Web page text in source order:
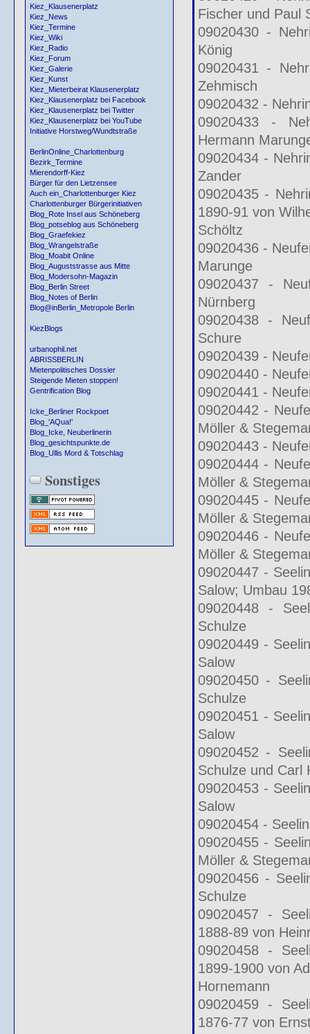
Kiez_Klausenerplatz
Kiez_News
Kiez_Termine
Kiez_Wiki
Kiez_Radio
Kiez_Forum
Kiez_Galerie
Kiez_Kunst
Kiez_Mieterbeirat Klausenerplatz
Kiez_Klausenerplatz bei Facebook
Kiez_Klausenerplatz bei Twitter
Kiez_Klausenerplatz bei YouTube
Initiative Horstweg/Wundtstraße
BerlinOnline_Charlottenburg
Bezirk_Termine
Mierendorff-Kiez
Bürger für den Lietzensee
Auch ein_Charlottenburger Kiez
Charlottenburger Bürgerinitiativen
Blog_Rote Insel aus Schöneberg
Blog_potseblog aus Schöneberg
Blog_Graefekiez
Blog_Wrangelstraße
Blog_Moabit Online
Blog_Auguststrasse aus Mitte
Blog_Modersohn-Magazin
Blog_Berlin Street
Blog_Notes of Berlin
Blog@inBerlin_Metropole Berlin
KiezBlogs
urbanophil.net
ABRISSBERLIN
Mietenpolitisches Dossier
Steigende Mieten stoppen!
Gentrification Blog
Icke_Berliner Rockpoet
Blog_'AQua!'
Blog_Icke, Neuberlinerin
Blog_gesichtspunkte.de
Blog_Ullis Mord & Totschlag
Sonstiges
Fischer und Paul
09020430 -
König
09020431 -
Zehmisch
09020432 -
09020433 -
Hermann
09020434 -
Zander
09020435 -
1890-91 von
Schöltz
09020436 -
Marunge
09020437 -
Nürnberg
09020438 -
Schure
09020439 -
09020440 -
09020441 -
09020442 -
Möller &
09020443 -
09020444 -
Möller &
09020445 -
Möller &
09020446 -
Möller &
09020447 -
Salow; Umbau
09020448 -
Schulze
09020449 -
Salow
09020450 -
Schulze
09020451 -
Salow
09020452 -
Schulze und Carl
09020453 -
Salow
09020454 -
09020455 -
Möller &
09020456 -
Schulze
09020457 -
1888-89 von
09020458 -
1899-1900 von
Hornemann
09020459 -
1876-77 von